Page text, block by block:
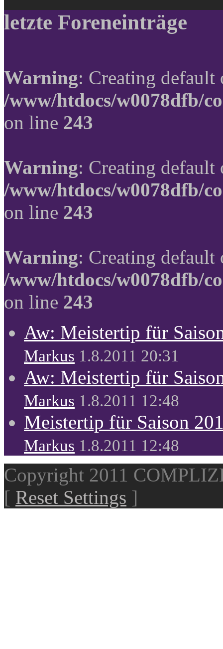
letzte Foreneinträge
Warning: Creating
/www/htdocs/w0078dfb/
on line 243
Warning: Creating
/www/htdocs/w0078dfb/
on line 243
Warning: Creating
/www/htdocs/w0078dfb/
on line 243
Aw: Meistertip für
Markus 1.8.2011 20:31
Aw: Meistertip für
Markus 1.8.2011 12:48
Meistertip für Saison
Markus 1.8.2011 12:48
Copyright 2011
[ Reset Settings ]